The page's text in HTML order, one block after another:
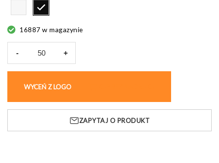
16887 w magazynie
-
siodełko
Bypro,
rowerowy
gumką
+
WYCEŃ Z LOGO
ZAPYTAJ O PRODUKT